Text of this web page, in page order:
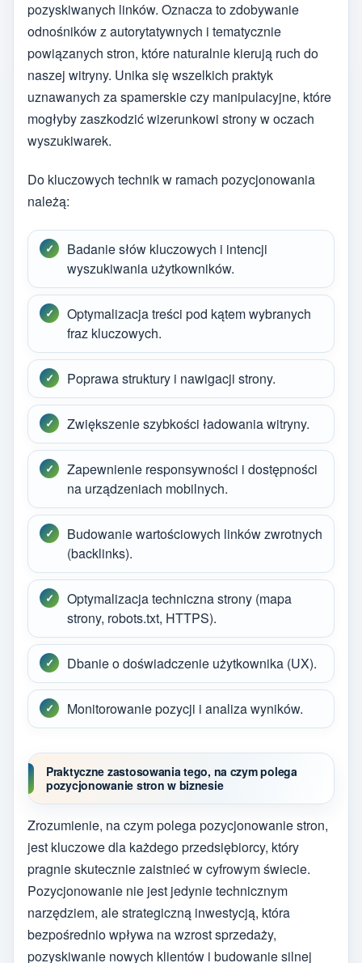
pozyskiwanych linków. Oznacza to zdobywanie
odnośników z autorytatywnych i tematycznie
powiązanych stron, które naturalnie kierują ruch do
naszej witryny. Unika się wszelkich praktyk
uznawanych za spamerskie czy manipulacyjne, które
mogłyby zaszkodzić wizerunkowi strony w oczach
wyszukiwarek.
Do kluczowych technik w ramach pozycjonowania
należą:
Badanie słów kluczowych i intencji
wyszukiwania użytkowników.
Optymalizacja treści pod kątem wybranych
fraz kluczowych.
Poprawa struktury i nawigacji strony.
Zwiększenie szybkości ładowania witryny.
Zapewnienie responsywności i dostępności
na urządzeniach mobilnych.
Budowanie wartościowych linków zwrotnych
(backlinks).
Optymalizacja techniczna strony (mapa
strony, robots.txt, HTTPS).
Dbanie o doświadczenie użytkownika (UX).
Monitorowanie pozycji i analiza wyników.
Praktyczne zastosowania tego, na czym polega
pozycjonowanie stron w biznesie
Zrozumienie, na czym polega pozycjonowanie stron,
jest kluczowe dla każdego przedsiębiorcy, który
pragnie skutecznie zaistnieć w cyfrowym świecie.
Pozycjonowanie nie jest jedynie technicznym
narzędziem, ale strategiczną inwestycją, która
bezpośrednio wpływa na wzrost sprzedaży,
pozyskiwanie nowych klientów i budowanie silnej